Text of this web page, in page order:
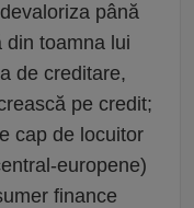
până
din toamna lui
de creditare,
pe credit;
cap de locuitor
europene)
finance